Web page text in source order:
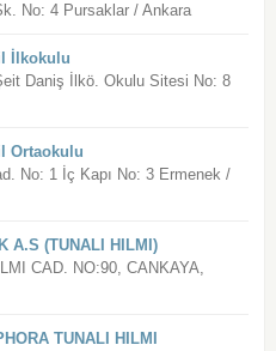
No: 4 Pursaklar / Ankara
İlkokulu
Daniş İlkö. Okulu Sitesi No: 8
Ortaokulu
No: 1 İç Kapı No: 3 Ermenek /
A.S (TUNALI HILMI)
CAD. NO:90, CANKAYA,
TUNALI HILMI